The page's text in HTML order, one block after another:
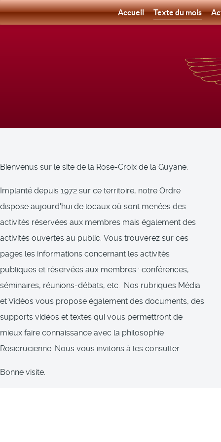
Accueil Texte du mois
Bienvenus sur le site de la Rose-Croix de la Guyane.
Implanté depuis 1972 sur ce territoire, notre Ordre
dispose aujourd'hui de locaux où sont menées des
activités réservées aux membres mais également des
activités ouvertes au public. Vous trouverez sur ces
pages les informations concernant les activités
publiques et réservées aux membres : conférences,
séminaires, réunions-débats, etc. Nos rubriques Média
et Vidéos vous propose également des documents, des
supports vidéos et textes qui vous permettront de
mieux faire connaissance avec la philosophie
Rosicrucienne. Nous vous invitons à les consulter.
Bonne visite.